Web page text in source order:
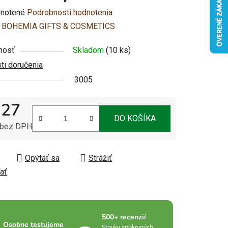
Podrobnosti hodnotenia
BOHEMIA GIFTS & COSMETICS
Skladom (10 ks)
doručenia
3005
DPH
DO KOŠÍKA
Opýtať sa
Strážiť
Osobne testujeme
500+ recenzií